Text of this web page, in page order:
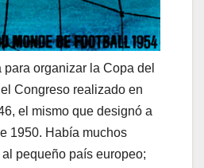
para organizar la Copa del
Congreso realizado en
el mismo que designó a
1950. Había muchos
pequeño país europeo;